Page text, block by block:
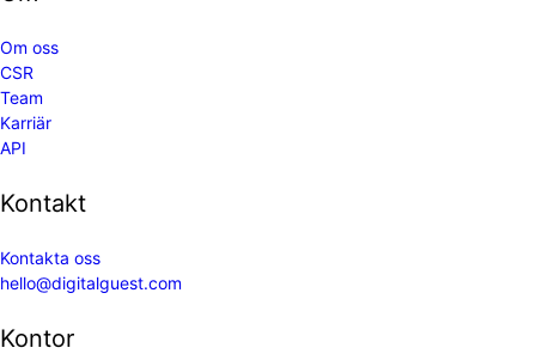
Om oss
CSR
Team
Karriär
API
Kontakt
Kontakta oss
hello@digitalguest.com
Kontor